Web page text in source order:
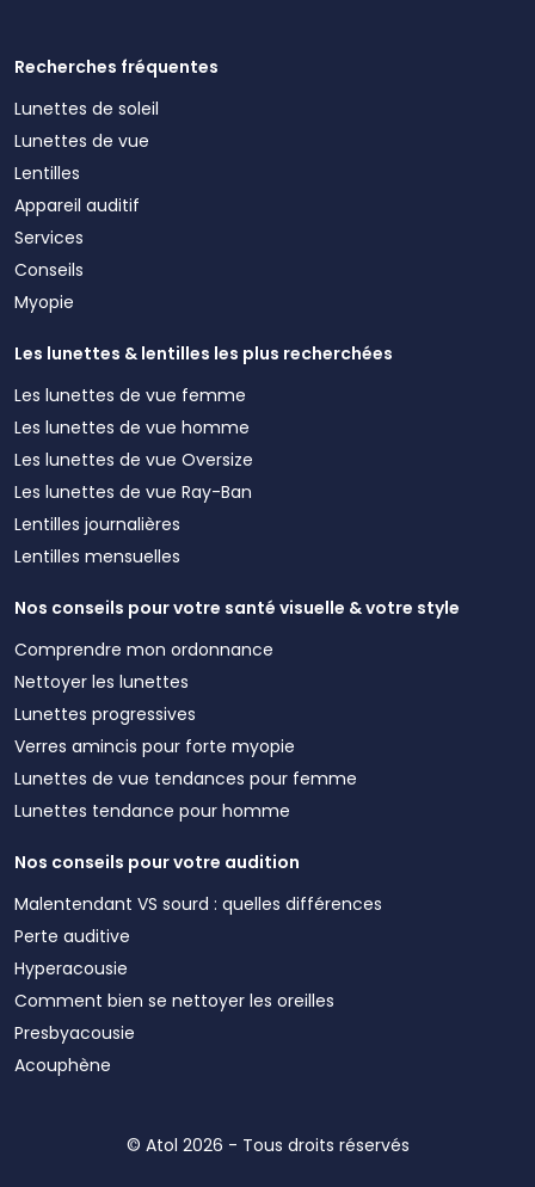
Recherches fréquentes
Lunettes de soleil
Lunettes de vue
Lentilles
Appareil auditif
Services
Conseils
Myopie
Les lunettes & lentilles les plus recherchées
Les lunettes de vue femme
Les lunettes de vue homme
Les lunettes de vue Oversize
Les lunettes de vue Ray-Ban
Lentilles journalières
Lentilles mensuelles
Nos conseils pour votre santé visuelle & votre style
Comprendre mon ordonnance
Nettoyer les lunettes
Lunettes progressives
Verres amincis pour forte myopie
Lunettes de vue tendances pour femme
Lunettes tendance pour homme
Nos conseils pour votre audition
Malentendant VS sourd : quelles différences
Perte auditive
Hyperacousie
Comment bien se nettoyer les oreilles
Presbyacousie
Acouphène
© Atol 2026 - Tous droits réservés